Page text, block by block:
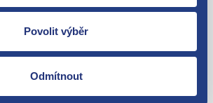
Povolit výběr
Odmítnout
- 2006